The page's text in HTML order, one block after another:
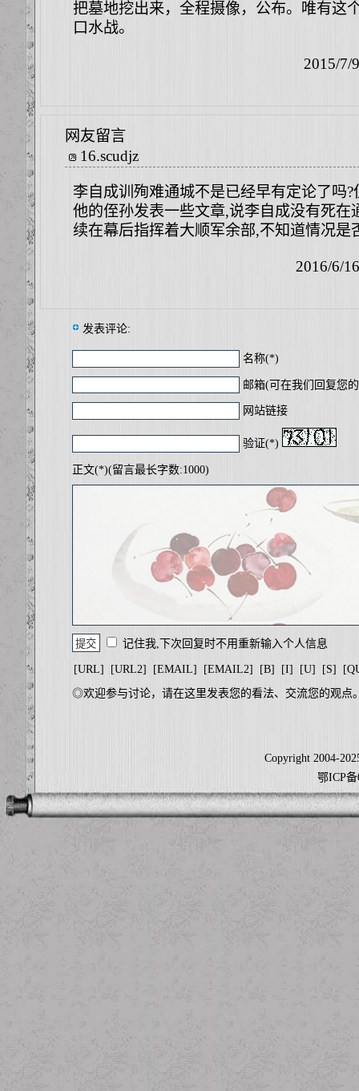
把墓地挖出来，全程摄像，公布。唯有这
口水战。
2015/7/
网友留言
16.scudjz
李自成训殉难通城不是已经早有定论了吗
他的侄孙发表一些文章,说李自成没有死在
续在幕后指挥着大顺军余部,不知道情况是
2016/6/
发表评论:
名称(*)
邮箱(可在我们回复您
网站链接
验证(*)
正文(*)(留言最长字数:1000)
记住我,下次回复时不用重新输入个人信息
[URL] [URL2] [EMAIL] [EMAIL2] [B] [I] [U] [S]
◎欢迎参与讨论，请在这里发表您的看法、交流您的观点
Copyright 2004-
鄂ICP备